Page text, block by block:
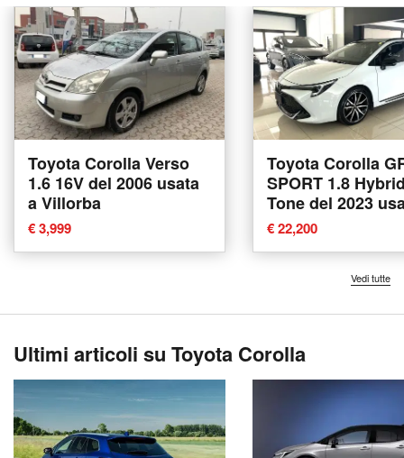
Toyota Corolla Verso
1.6 16V del 2006 usata
a Villorba
€ 3,999
Toyota Corolla
SPORT 1.8
Tone del 2023
Ferrara
€ 22,200
Vedi tutte
Ultimi articoli su Toyota Corolla